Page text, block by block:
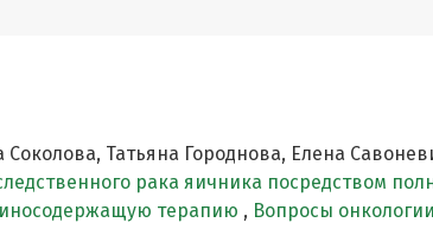
Татьяна Городнова, Елена
рака яичника посредством
терапию , Вопросы